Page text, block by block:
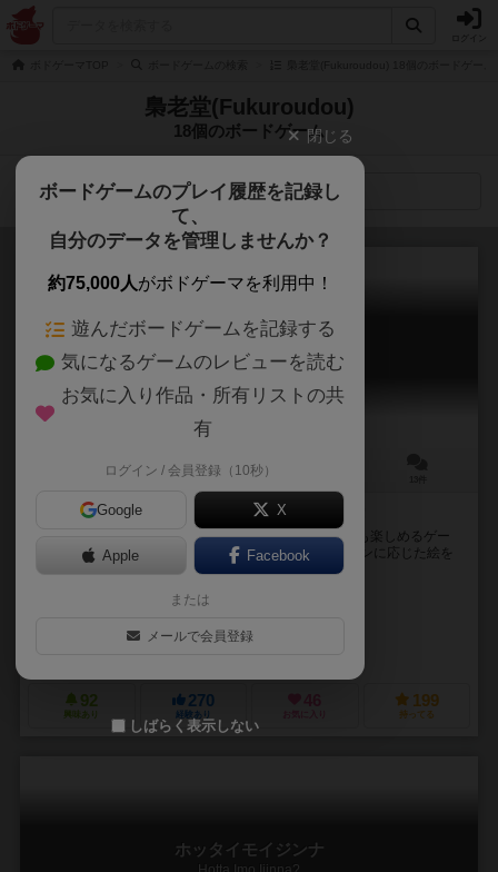
梟老堂(Fukuroudou)
18個のボードゲーム
検索メニュー
アルペンツィアン
Alpenzian
10～60分
サイコロとお絵描きで自分だけの町をつくっちゃおう！
アルペンツィアンはサイコロとお絵描きで遊ぶ、誰でも楽しめるゲー
ムです。 プレイヤーはサイコロを振り、出目のアイコンに応じた絵を
自分のプレイヤーシートに描きます。 これを繰...
福夕郎（Fukutarou）
92
興味あり
270
経験あり お気に入り
199
持ってる
ホッタイモイジンナ
閉じる
ボードゲームのプレイ履歴を記録し
て、
自分のデータを管理しませんか？
約75,000人がボドゲーマを利用中！
遊んだボードゲームを記録する
気になるゲームのレビューを読む
お気に入り作品・所有リストの共
有
ログイン / 会員登録（10秒）
Google X
Apple Facebook
または
メールで会員登録
しばらく表示しない